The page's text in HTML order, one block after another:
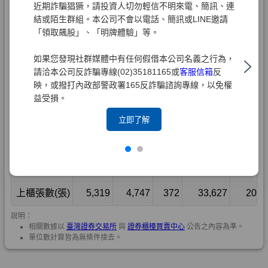
近期詐騙猖獗，請投資人切勿輕信不明來電、簡訊、連
結或陌生群組。本公司不會以電話、簡訊或LINE邀請
「領取飆股」、「明牌體驗」等。
如果您發現社群媒體中有任何假借本公司名義之行為，
請洽本公司反詐騙專線(02)35181165或客服信箱反
映，或撥打內政部警政署165反詐騙諮詢專線，以免權
益受損。
立即了解